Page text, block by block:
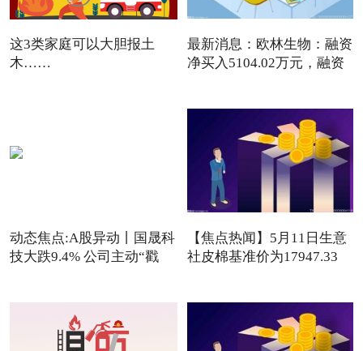
这3类家庭可以大胆报土
木……
最新消息：欧林生物：融资
净买入5104.02万元，融资
动态焦点:A股异动丨国晟科
技大跌9.4% 公司主动“戳
【焦点热闻】5月11日生意
社皮棉基准价为17947.33